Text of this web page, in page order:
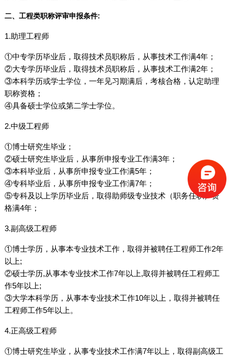
二、工程类职称评审申报条件:
1.助理工程师
①中专学历毕业后，取得技术员职称后，从事技术工作满4年；
②大专学历毕业后，取得技术员职称后，从事技术工作满2年；
③本科学历或学士学位，一年见习期满后，考核合格，认定助理
职称资格；
④具备硕士学位或第二学士学位。
2.中级工程师
①博士研究生毕业；
②硕士研究生毕业后，从事所申报专业工作满3年；
③本科毕业后，从事所申报专业工作满5年；
④专科毕业后，从事所申报专业工作满7年；
⑤专科及以上学历毕业后，取得助师级专业技术（职务任职）资
格满4年；
3.副高级工程师
①博士学历，从事本专业技术工作，取得并被聘任工程师工作2年
以上;
②硕士学历,从事本专业技术工作7年以上,取得并被聘任工程师工
作5年以上;
③大学本科学历，从事本专业技术工作10年以上，取得并被聘任
工程师工作5年以上。
4.正高级工程师
①博士研究生毕业，从事专业技术工作满7年以上，取得副高级工